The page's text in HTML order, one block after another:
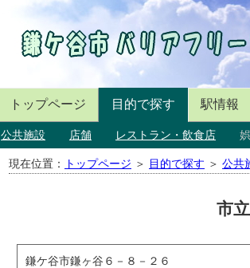
トップページ 目的で探す 駅情報
公共施設 店舗 レストラン・飲食店
現在位置： トップページ ＞ 目的で探す ＞ 公共
市
鎌ケ谷市鎌ヶ谷６－８－２６